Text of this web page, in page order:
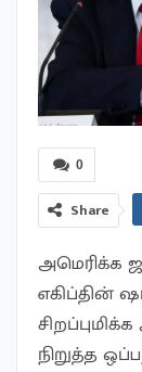
0
Share
அமெரிக்க
எகிப்தின்
நிறுத்த